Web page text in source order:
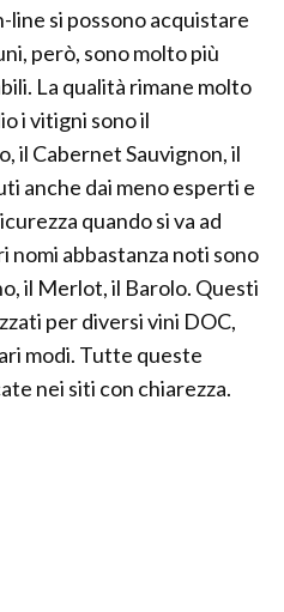
si possono acquistare
però, sono molto più
La qualità rimane molto
i vitigni sono il
il Cabernet Sauvignon, il
anche dai meno esperti e
quando si va ad
abbastanza noti sono
il Merlot, il Barolo. Questi
per diversi vini DOC,
modi. Tutte queste
nei siti con chiarezza.